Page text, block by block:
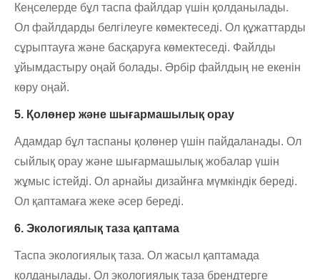
Кеңселерде бұл таспа файлдар үшін қолданылады.
Ол файлдарды белгілеуге көмектеседі. Ол құжаттарды
сұрыптауға және басқаруға көмектеседі. Файлды
ұйымдастыру оңай болады. Әрбір файлдың не екенін
көру оңай.
5. Қолөнер және шығармашылық орау
Адамдар бұл таспаны қолөнер үшін пайдаланады. Ол
сыйлық орау және шығармашылық жобалар үшін
жұмыс істейді. Ол арнайы дизайнға мүмкіндік береді.
Ол қаптамаға жеке әсер береді.
6. Экологиялық таза қаптама
Таспа экологиялық таза. Ол жасыл қаптамада
қолданылады. Ол экологиялық таза брендтерге